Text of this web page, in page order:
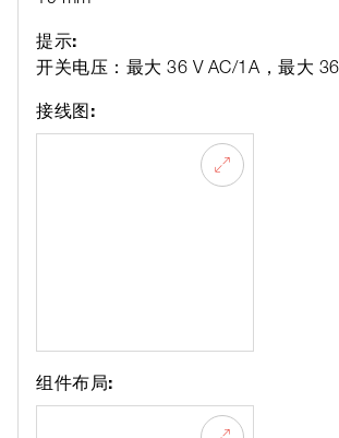
提示:
开关电压：最大 36 V AC/1A，最大
接线图:
组件布局: